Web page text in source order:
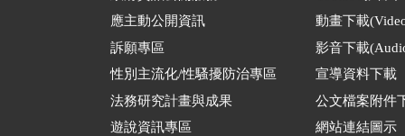
應主動公開資訊
訴願專區
性別主流化/性騷擾防治專區
法務研究計畫與成果
遊說資訊專區
動畫下載
影音下載
宣導資料下載
公文檔案附件
網站連結圖示